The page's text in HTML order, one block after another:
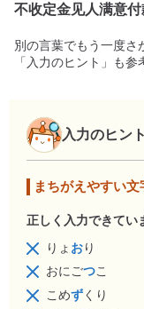
不收定金见人满意付
別の言葉でもう一度さ
「入力のヒント」も参
入力のヒント
まちがえやすい
正しく入力できてい
りょ おり
おにごつこ
こめずくり